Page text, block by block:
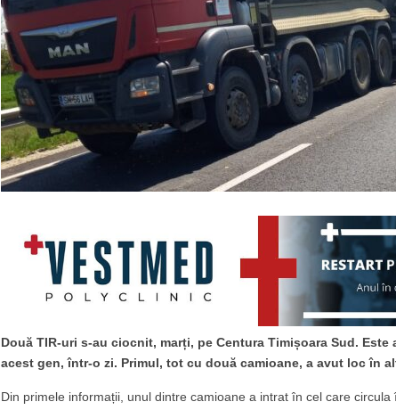
Două TIR-uri s-au ciocnit, marți, pe Centura Timișoara Sud.
acest gen, într-o zi. Primul, tot cu două camioane, a avut loc în
Din primele informații, unul dintre camioane a intrat în cel care circula